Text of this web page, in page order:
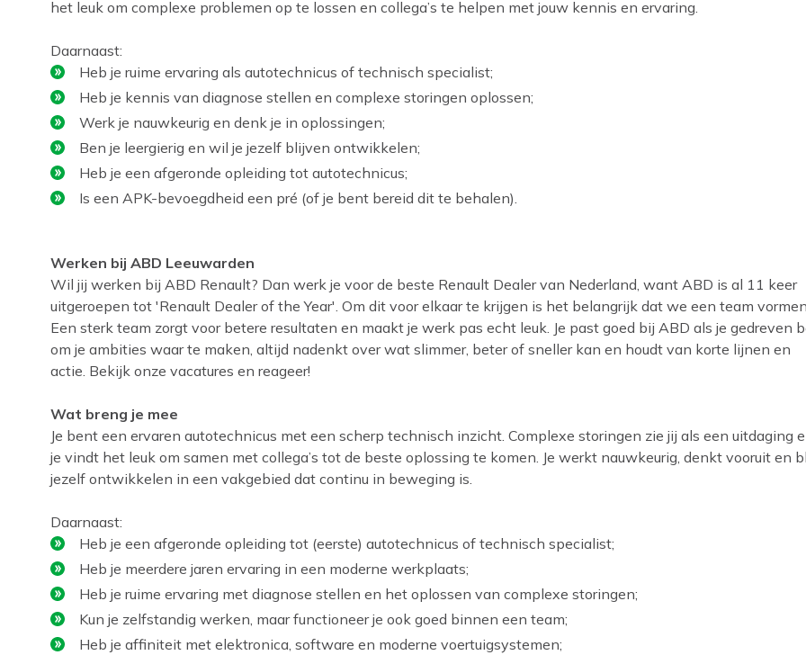
het leuk om complexe problemen op te lossen en collega’s te helpen met jouw kennis en ervaring.
Daarnaast:
Heb je ruime ervaring als autotechnicus of technisch specialist;
Heb je kennis van diagnose stellen en complexe storingen oplossen;
Werk je nauwkeurig en denk je in oplossingen;
Ben je leergierig en wil je jezelf blijven ontwikkelen;
Heb je een afgeronde opleiding tot autotechnicus;
Is een APK-bevoegdheid een pré (of je bent bereid dit te behalen).
Werken bij ABD Leeuwarden
Wil jij werken bij ABD Renault? Dan werk je voor de beste Renault Dealer van Nederland, want ABD is al 11 keer
uitgeroepen tot 'Renault Dealer of the Year'. Om dit voor elkaar te krijgen is het belangrijk dat we een team
Een sterk team zorgt voor betere resultaten en maakt je werk pas echt leuk. Je past goed bij ABD als je gedreven
om je ambities waar te maken, altijd nadenkt over wat slimmer, beter of sneller kan en houdt van korte lijnen en
actie. Bekijk onze vacatures en reageer!
Wat breng je mee
Je bent een ervaren autotechnicus met een scherp technisch inzicht. Complexe storingen zie jij als een uitdaging
je vindt het leuk om samen met collega’s tot de beste oplossing te komen. Je werkt nauwkeurig, denkt vooruit en
jezelf ontwikkelen in een vakgebied dat continu in beweging is.
Daarnaast:
Heb je een afgeronde opleiding tot (eerste) autotechnicus of technisch specialist;
Heb je meerdere jaren ervaring in een moderne werkplaats;
Heb je ruime ervaring met diagnose stellen en het oplossen van complexe storingen;
Kun je zelfstandig werken, maar functioneer je ook goed binnen een team;
Heb je affiniteit met elektronica, software en moderne voertuigsystemen;